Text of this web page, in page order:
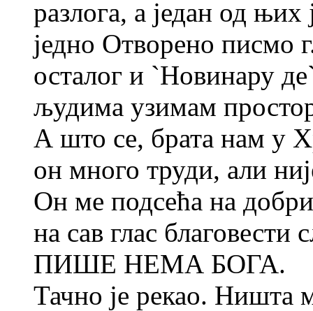
разлога, а један од
једно Отворено писмо
осталог и `Новинару
људима узимам
А што се, брата нам у
он много труди, али
Он ме подсећа на
на сав глас
ПИШЕ НЕМА БОГА.
Тачно је рекао. Ништа